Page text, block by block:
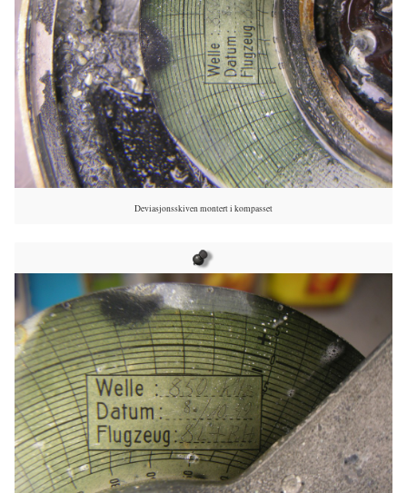
Deviasjonsskiven montert i kompasset